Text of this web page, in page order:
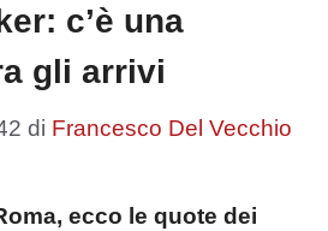
c’è una
gli arrivi
di Francesco Del Vecchio
ecco le quote dei